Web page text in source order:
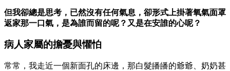
但我卻總是思考，已然沒有任何氣息，卻形式上掛著氧氣面罩
返家那一口氣，是為誰而留的呢？又是在安誰的心呢？
病人家屬的擔憂與懼怕
常常，我走近一個新面孔的床邊，那白髮皤皤的爺爺、奶奶甚